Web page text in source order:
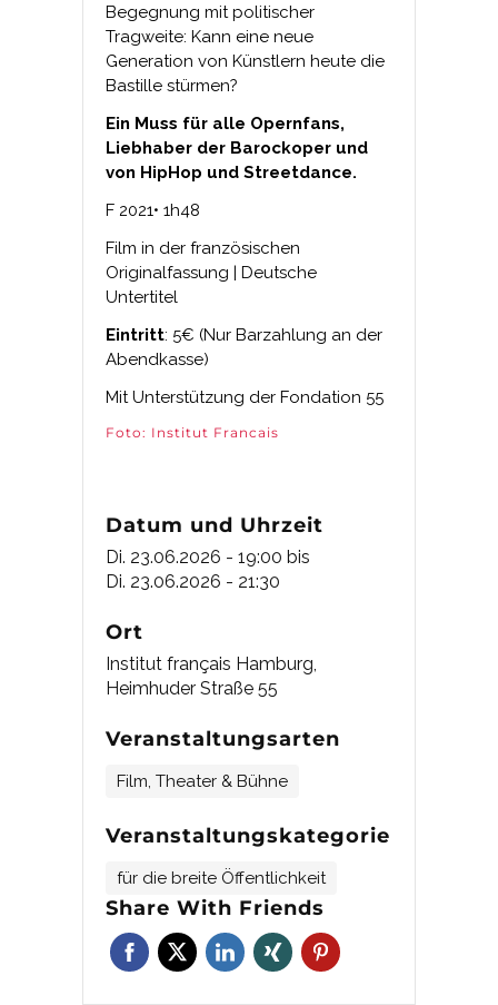
Begegnung mit politischer
Tragweite: Kann eine neue
Generation von Künstlern heute die
Bastille stürmen?
Ein Muss für alle Opernfans,
Liebhaber der Barockoper und
von HipHop und Streetdance.
F 2021• 1h48
Film in der französischen
Originalfassung | Deutsche
Untertitel
Eintritt: 5€ (Nur Barzahlung an der
Abendkasse)
Mit Unterstützung der Fondation 55
Foto: Institut Francais
Datum und Uhrzeit
Di. 23.06.2026 - 19:00 bis
Di. 23.06.2026 - 21:30
Ort
Institut français Hamburg,
Heimhuder Straße 55
Veranstaltungsarten
Film, Theater & Bühne
Veranstaltungskategorie
für die breite Öffentlichkeit
Share With Friends